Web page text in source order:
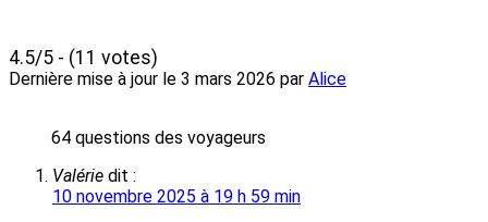
4.5/5 - (11 votes)
Dernière mise à jour le 3 mars 2026 par Alice
64 questions des voyageurs
Valérie dit :
10 novembre 2025 à 19 h 59 min